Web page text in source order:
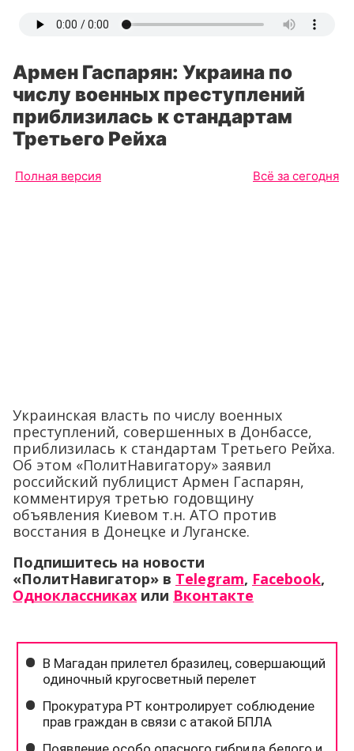
Армен Гаспарян: Украина по
числу военных преступлений
приблизилась к стандартам
Третьего Рейха
Полная версия Всё за сегодня
Украинская власть по числу военных
преступлений, совершенных в Донбассе,
приблизилась к стандартам Третьего Рейха.
Об этом «ПолитНавигатору» заявил
российский публицист Армен Гаспарян,
комментируя третью годовщину
объявления Киевом т.н. АТО против
восстания в Донецке и Луганске.
Подпишитесь на новости
«ПолитНавигатор» в Telegram, Facebook,
Одноклассниках или Вконтакте